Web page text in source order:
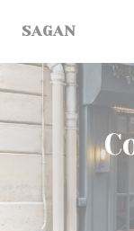
SAGAN